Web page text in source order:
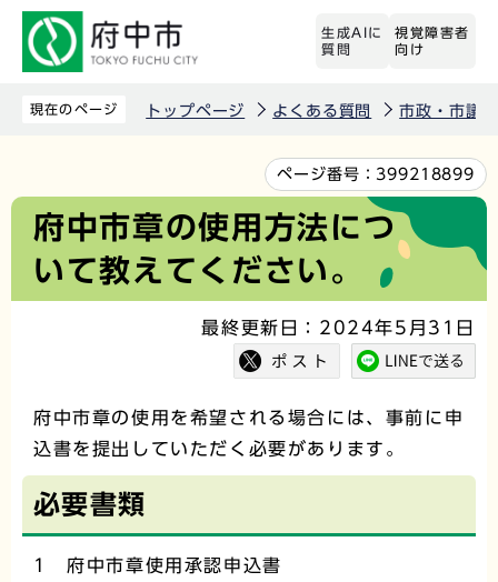
先
生成AIに
質問
視覚障害者
向け
現在のページ トップページ よくある質問 市政・市議
文
か
ページ番号： 399218899
府中市章の使用方法につ
いて教えてください。
最終更新日：2024年5月31日
府中市章の使用を希望される場合には、事前に申
込書を提出していただく必要があります。
必要書類
1 府中市章使用承認申込書